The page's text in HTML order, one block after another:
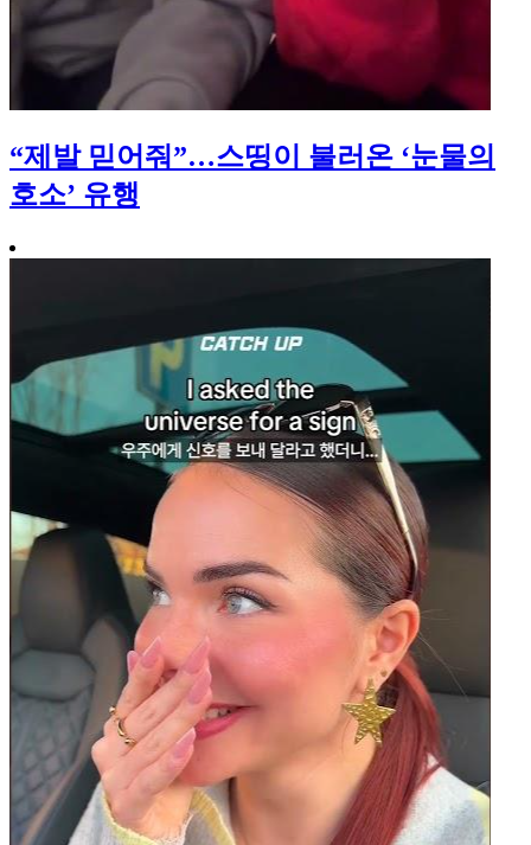
“제발 믿어줘”…스띵이 불러온 ‘눈물의
호소’ 유행